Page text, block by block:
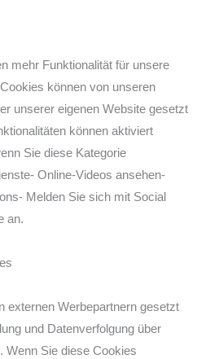
mehr Funktionalität für unsere
können von unseren
unserer eigenen Website gesetzt
können aktiviert
Sie diese Kategorie
Online-Videos ansehen-
Melden Sie sich mit Social
an.
externen Werbepartnern gesetzt
und Datenverfolgung über
Wenn Sie diese Cookies